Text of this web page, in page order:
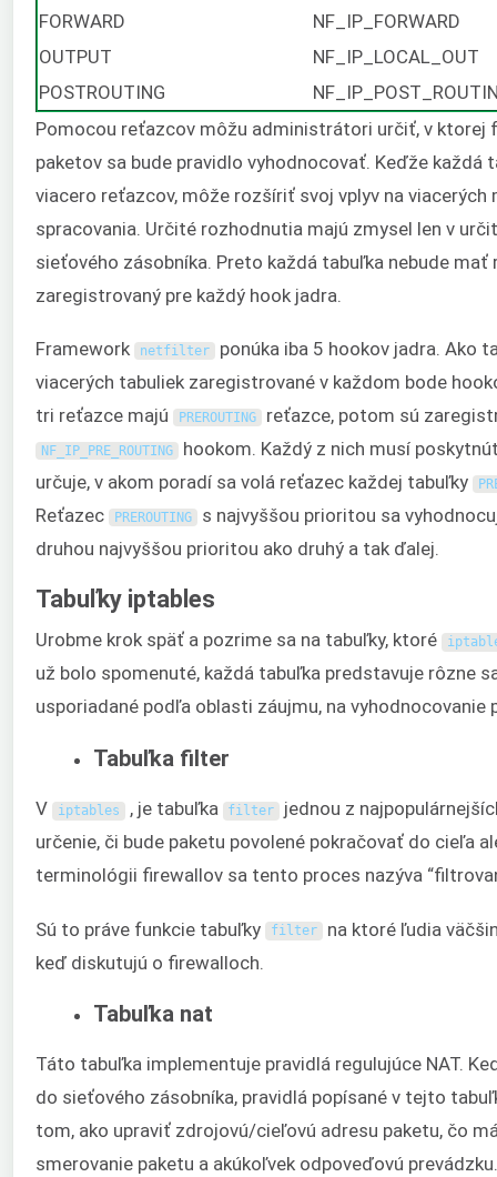
FORWARD
NF_IP_FORWARD
OUTPUT
NF_IP_LOCAL_OUT
POSTROUTING
Pomocou reťazcov môžu administrátori určiť, v ktorej
paketov sa bude pravidlo vyhodnocovať. Keďže každá
viacero reťazcov, môže rozšíriť svoj vplyv na viacerých
spracovania. Určité rozhodnutia majú zmysel len v
sieťového zásobníka. Preto každá tabuľka nebude mať
zaregistrovaný pre každý hook jadra.
Framework netfilter ponúka iba 5 hookov jadra. Ako
viacerých tabuliek zaregistrované v každom bode
tri reťazce majú
PREROUTING reťazce, potom sú
NF_IP_PRE_ROUTING hookom. Každý z nich musí
určuje, v akom poradí sa volá reťazec každej tabuľky
Reťazec PREROUTING s najvyššou prioritou sa
druhou najvyššou prioritou ako druhý a tak ďalej.
Tabuľky iptables
Urobme krok späť a pozrime sa na tabuľky, ktoré
už bolo spomenuté, každá tabuľka predstavuje rôzne
usporiadané podľa oblasti záujmu, na vyhodnocovanie
Tabuľka filter
V iptables , je tabuľka filter
jednou z
určenie, či bude paketu povolené pokračovať do cieľa
terminológii firewallov sa tento proces nazýva
Sú to práve funkcie tabuľky filter na ktoré ľudia
keď diskutujú o firewalloch.
Tabuľka nat
Táto tabuľka implementuje pravidlá regulujúce NAT.
do sieťového zásobníka, pravidlá popísané v tejto
tom, ako upraviť zdrojovú/cieľovú adresu paketu, čo
smerovanie paketu a akúkoľvek odpoveďovú prevádzku.